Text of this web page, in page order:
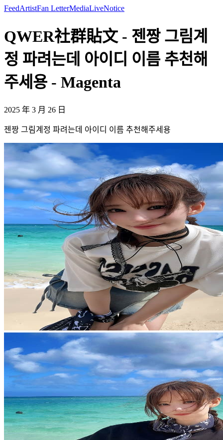
FeedArtistFan LetterMediaLiveNotice
QWER社群貼文 - 젠짱 그림계
정 파려는데 아이디 이름 추천해
주세용 - Magenta
2025 年 3 月 26 日
젠짱 그림계정 파려는데 아이디 이름 추천해주세용